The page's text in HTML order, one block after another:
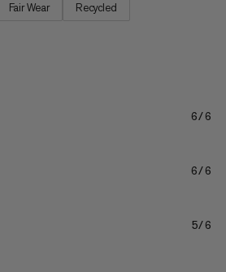
Fair Wear Recycled
6/6
6/6
5/6